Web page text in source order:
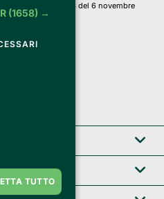
n. 2025/445474 del 6 novembre
SSL
(1658) →
TUTTO